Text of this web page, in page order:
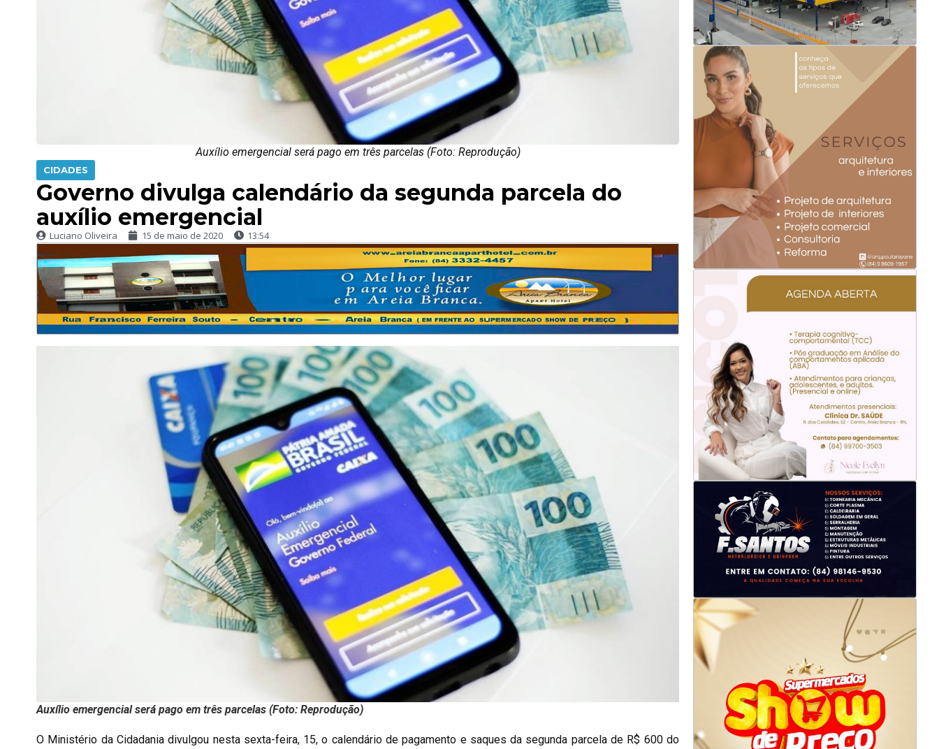
Auxílio emergencial será pago em três parcelas (Foto: Reprodução)
CIDADES
Governo divulga calendário da segunda parcela do
auxílio emergencial
Luciano Oliveira 15 de maio de 2020 13:54
Auxílio emergencial será pago em três parcelas (Foto: Reprodução)
O Ministério da Cidadania divulgou nesta sexta-feira, 15, o calendário de pagamento e saques da segunda parcela de R$ 600 do